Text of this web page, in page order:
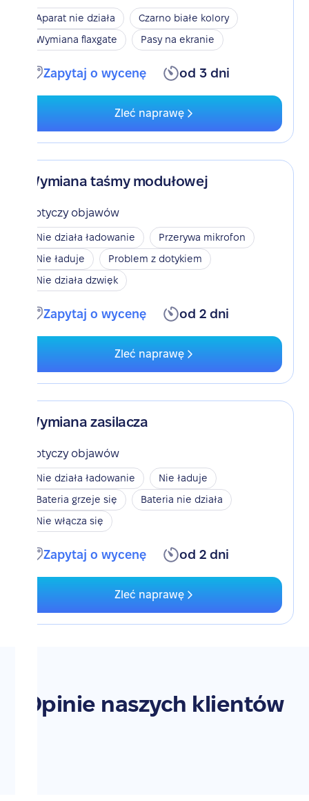
Aparat nie działa
Czarno białe kolory
Wymiana flaxgate
Pasy na ekranie
Zapytaj o wycenę od 3 dni
Zleć naprawę
Wymiana taśmy modułowej
Dotyczy objawów
Nie działa ładowanie
Przerywa mikrofon
Nie ładuje
Problem z dotykiem
Nie działa dzwięk
Zapytaj o wycenę od 2 dni
Zleć naprawę
Wymiana zasilacza
Dotyczy objawów
Nie działa ładowanie
Nie ładuje
Bateria grzeje się
Bateria nie działa
Nie włącza się
Zapytaj o wycenę od 2 dni
Zleć naprawę
Opinie naszych klientów